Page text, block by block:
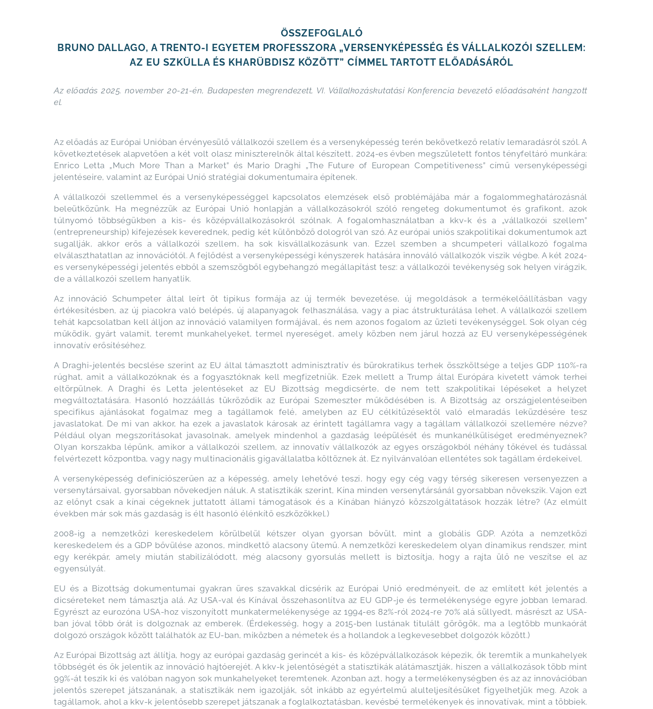
ÖSSZEFOGLALÓ
BRUNO DALLAGO, A TRENTO-I EGYETEM PROFESSZORA „VERSENYKÉPESSÉG ÉS VÁLLALKOZÓI SZELLEM:
AZ EU SZKÜLLA ÉS KHARÜBDISZ KÖZÖTT” CÍMMEL TARTOTT ELŐADÁSÁRÓL
Az előadás 2025. november 20-21-én, Budapesten megrendezett, VI. Vállalkozáskutatási Konferencia bevezető előadásaként hangzott
el.
Az előadás az Európai Unióban érvényesülő vállalkozói szellem és a versenyképesség terén bekövetkező relatív lemaradásról szól. A
következtetések alapvetően a két volt olasz miniszterelnök által készített, 2024-es évben megszületett fontos tényfeltáró munkára:
Enrico Letta „Much More Than a Market” és Mario Draghi „The Future of European Competitiveness” című versenyképességi
jelentéseire, valamint az Európai Unió stratégiai dokumentumaira építenek.
A vállalkozói szellemmel és a versenyképességgel kapcsolatos elemzések első problémájába már a fogalommeghatározásnál
beleütközünk. Ha megnézzük az Európai Unió honlapján a vállalkozásokról szóló rengeteg dokumentumot és grafikont, azok
túlnyomó többségükben a kis- és középvállalkozásokról szólnak. A fogalomhasználatban a kkv-k és a „vállalkozói szellem”
(entrepreneurship) kifejezések keverednek, pedig két különböző dologról van szó. Az európai uniós szakpolitikai dokumentumok azt
sugallják, akkor erős a vállalkozói szellem, ha sok kisvállalkozásunk van. Ezzel szemben a shcumpeteri vállalkozó fogalma
elválaszthatatlan az innovációtól. A fejlődést a versenyképességi kényszerek hatására innováló vállalkozók viszik végbe. A két 2024-
es versenyképességi jelentés ebből a szemszögből egybehangzó megállapítást tesz: a vállalkozói tevékenység sok helyen virágzik,
de a vállalkozói szellem hanyatlik.
Az innováció Schumpeter által leírt öt tipikus formája az új termék bevezetése, új megoldások a termékelőállításban vagy
értékesítésben, az új piacokra való belépés, új alapanyagok felhasználása, vagy a piac átstrukturálása lehet. A vállalkozói szellem
tehát kapcsolatban kell álljon az innováció valamilyen formájával, és nem azonos fogalom az üzleti tevékenységgel. Sok olyan cég
működik, gyárt valamit, teremt munkahelyeket, termel nyereséget, amely közben nem járul hozzá az EU versenyképességének
innovatív erősítéséhez.
A Draghi-jelentés becslése szerint az EU által támasztott adminisztratív és bürokratikus terhek összköltsége a teljes GDP 110%-ra
rúghat, amit a vállalkozóknak és a fogyasztóknak kell megfizetniük. Ezek mellett a Trump által Európára kivetett vámok terhei
eltörpülnek. A Draghi és Letta jelentéseket az EU Bizottság megdicsérte, de nem tett szakpolitikai lépéseket a helyzet
megváltoztatására. Hasonló hozzáállás tükröződik az Európai Szemeszter működésében is. A Bizottság az országjelentéseiben
specifikus ajánlásokat fogalmaz meg a tagállamok felé, amelyben az EU célkitűzésektől való elmaradás leküzdésére tesz
javaslatokat. De mi van akkor, ha ezek a javaslatok károsak az érintett tagállamra vagy a tagállam vállalkozói szellemére nézve?
Például olyan megszorításokat javasolnak, amelyek mindenhol a gazdaság leépülését és munkanélküliséget eredményeznek?
Olyan korszakba lépünk, amikor a vállalkozói szellem, az innovatív vállalkozók az egyes országokból néhány tőkével és tudással
felvértezett központba, vagy nagy multinacionális gigavállalatba költöznek át. Ez nyilvánvalóan ellentétes sok tagállam érdekeivel.
A versenyképesség definíciószerűen az a képesség, amely lehetővé teszi, hogy egy cég vagy térség sikeresen versenyezzen a
versenytársaival, gyorsabban növekedjen náluk. A statisztikák szerint, Kína minden versenytársánál gyorsabban növekszik. Vajon ezt
az előnyt csak a kínai cégeknek juttatott állami támogatások és a Kínában hiányzó közszolgáltatások hozzák létre? (Az elmúlt
években már sok más gazdaság is élt hasonló élénkítő eszközökkel.)
2008-ig a nemzetközi kereskedelem körülbelül kétszer olyan gyorsan bővült, mint a globális GDP. Azóta a nemzetközi
kereskedelem és a GDP bővülése azonos, mindkettő alacsony ütemű. A nemzetközi kereskedelem olyan dinamikus rendszer, mint
egy kerékpár, amely miután stabilizálódott, még alacsony gyorsulás mellett is biztosítja, hogy a rajta ülő ne veszítse el az
egyensúlyát.
EU és a Bizottság dokumentumai gyakran üres szavakkal dicsérik az Európai Unió eredményeit, de az említett két jelentés a
dicséreteket nem támasztja alá. Az USA-val és Kínával összehasonlítva az EU GDP-je és termelékenysége egyre jobban lemarad.
Egyrészt az eurozóna USA-hoz viszonyított munkatermelékenysége az 1994-es 82%-ról 2024-re 70% alá süllyedt, másrészt az USA-
ban jóval több órát is dolgoznak az emberek. (Érdekesség, hogy a 2015-ben lustának titulált görögök, ma a legtöbb munkaórát
dolgozó országok között találhatók az EU-ban, miközben a németek és a hollandok a legkevesebbet dolgozók között.)
Az Európai Bizottság azt állítja, hogy az európai gazdaság gerincét a kis- és középvállalkozások képezik, ők teremtik a munkahelyek
többségét és ők jelentik az innováció hajtóerejét. A kkv-k jelentőségét a statisztikák alátámasztják, hiszen a vállalkozások több mint
99%-át teszik ki és valóban nagyon sok munkahelyeket teremtenek. Azonban azt, hogy a termelékenységben és az az innovációban
jelentős szerepet játszanának, a statisztikák nem igazolják, sőt inkább az egyértelmű alulteljesítésüket figyelhetjük meg. Azok a
tagállamok, ahol a kkv-k jelentősebb szerepet játszanak a foglalkoztatásban, kevésbé termelékenyek és innovatívak, mint a többiek.